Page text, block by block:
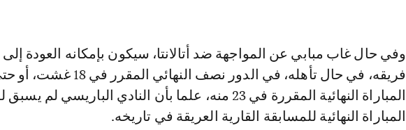
وفي حال غاب مبابي عن المواجهة ضد أتالانتا، سيكون بإمكانه العودة
فريقه، في حال تأهله، في الدور نصف النهائي المقرر في 18
المباراة النهائية المقررة في 23 منه، علما بأن النادي الباريسي لم
المباراة النهائية للمسابقة القارية العريقة في تاريخه.